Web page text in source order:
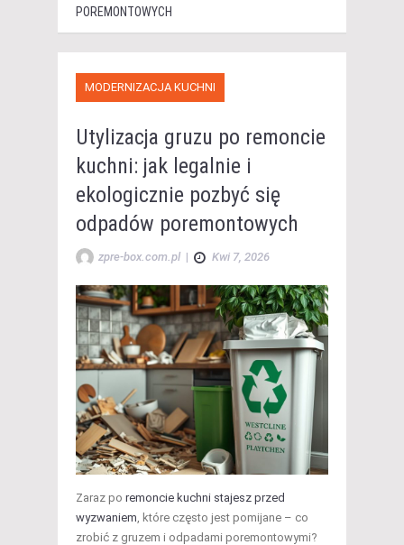
POREMONTOWYCH
MODERNIZACJA KUCHNI
Utylizacja gruzu po remoncie
kuchni: jak legalnie i
ekologicznie pozbyć się
odpadów poremontowych
zpre-box.com.pl | Kwi 7, 2026
Zaraz po remoncie kuchni stajesz przed
wyzwaniem , które często jest pomijane – co
zrobić z gruzem i odpadami poremontowymi?